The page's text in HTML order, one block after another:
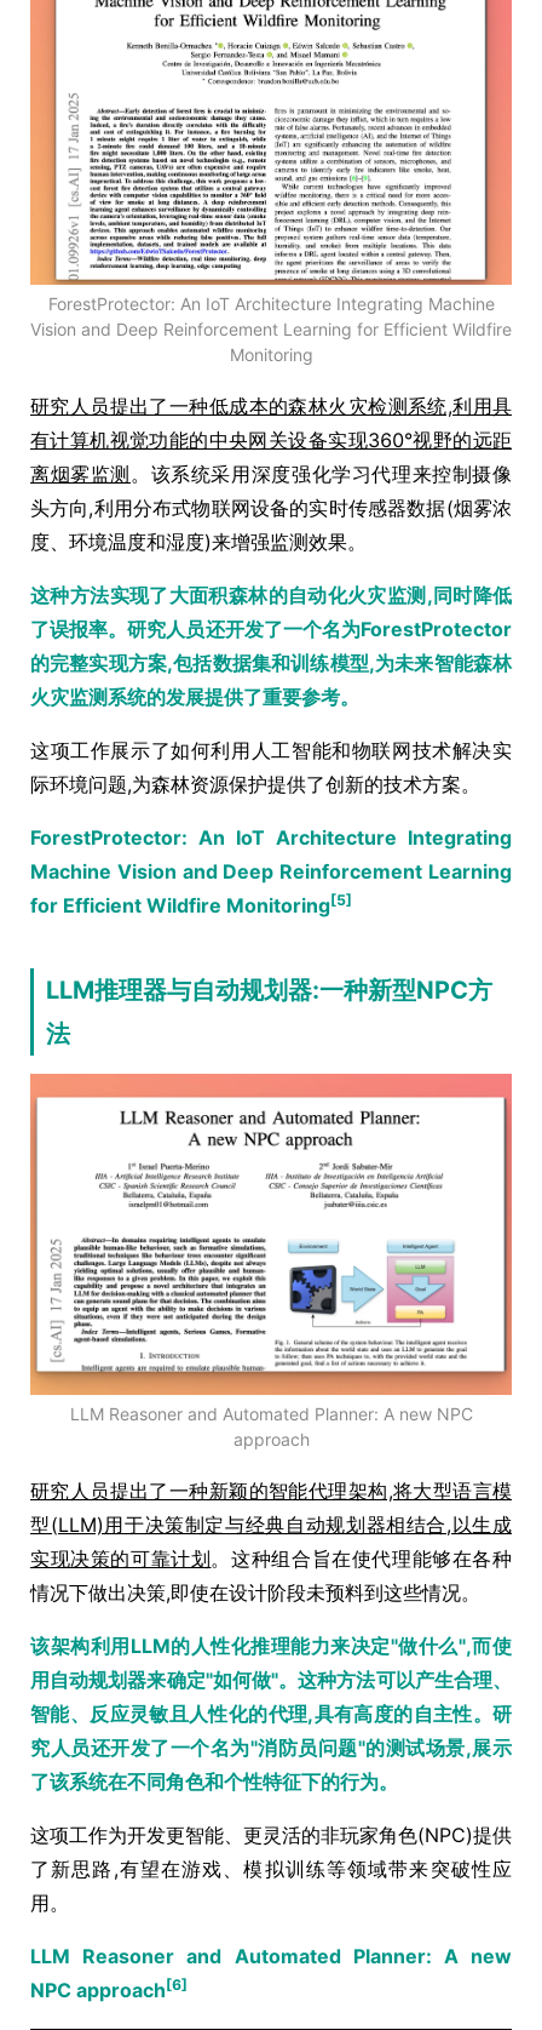
ForestProtector: An IoT Architecture Integrating Machine
Vision and Deep Reinforcement Learning for Efficient Wildfire
Monitoring
研究人员提出了一种低成本的森林火灾检测系统,利用具
有计算机视觉功能的中央网关设备实现360°视野的远距
离烟雾监测 。该系统采用深度强化学习代理来控制摄像
头方向,利用分布式物联网设备的实时传感器数据(烟雾浓
度、环境温度和湿度)来增强监测效果。
这种方法实现了大面积森林的自动化火灾监测,同时降低
了误报率。研究人员还开发了一个名为ForestProtector
的完整实现方案,包括数据集和训练模型,为未来智能森林
火灾监测系统的发展提供了重要参考。
这项工作展示了如何利用人工智能和物联网技术解决实
际环境问题,为森林资源保护提供了创新的技术方案。
ForestProtector: An IoT Architecture Integrating
Machine Vision and Deep Reinforcement Learning
for Efficient Wildfire Monitoring[5]
LLM推理器与自动规划器:一种新型NPC方
法
LLM Reasoner and Automated Planner: A new NPC
approach
研究人员提出了一种新颖的智能代理架构,将大型语言模
型(LLM)用于决策制定与经典自动规划器相结合,以生成
实现决策的可靠计划。这种组合旨在使代理能够在各种
情况下做出决策,即使在设计阶段未预料到这些情况。
该架构利用LLM的人性化推理能力来决定"做什么",而使
用自动规划器来确定"如何做"。这种方法可以产生合理、
智能、反应灵敏且人性化的代理,具有高度的自主性。研
究人员还开发了一个名为"消防员问题"的测试场景,展示
了该系统在不同角色和个性特征下的行为。
这项工作为开发更智能、更灵活的非玩家角色(NPC)提供
了新思路,有望在游戏、模拟训练等领域带来突破性应
用。
LLM Reasoner and Automated Planner: A new
NPC approach[6]